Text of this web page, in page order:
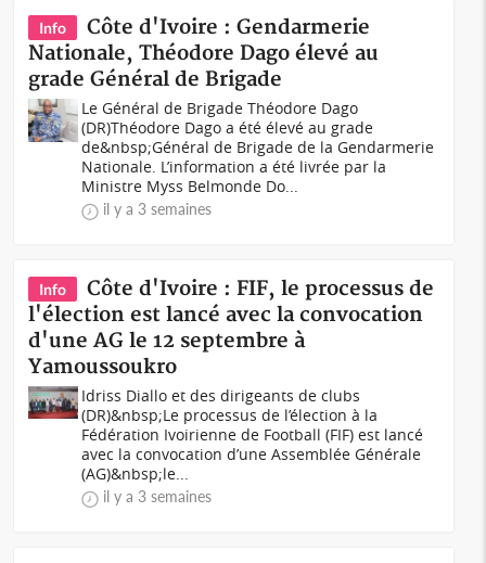
Info
Côte d'Ivoire : Gendarmerie
Nationale, Théodore Dago élevé au
grade Général de Brigade
Le Général de Brigade Théodore Dago
(DR)Théodore Dago a été élevé au grade
de&nbsp;Général de Brigade de la Gendarmerie
Nationale. L’information a été livrée par la
Ministre Myss Belmonde Do...
il y a 3 semaines
Info
Côte d'Ivoire : FIF, le processus de
l'élection est lancé avec la convocation
d'une AG le 12 septembre à
Yamoussoukro
Idriss Diallo et des dirigeants de clubs
(DR)&nbsp;Le processus de l’élection à la
Fédération Ivoirienne de Football (FIF) est lancé
avec la convocation d’une Assemblée Générale
(AG)&nbsp;le...
il y a 3 semaines